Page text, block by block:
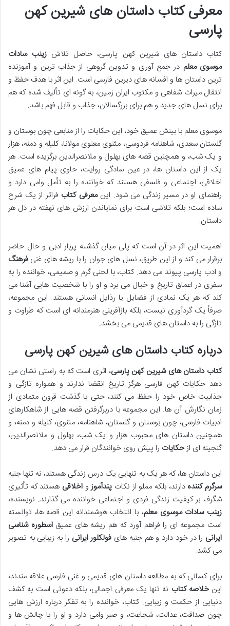
معرفی کتاب داستان های شیرین کهن
پارسی
کتاب داستان های شیرین کهن پارسی، حاصل تلاش زینب سادات
موسوی معلم در جمع آوری و تدوین گروهی از جذاب ترین و آموزنده
ترین داستان ها و افسانه های دیرین فارسی است. این اثر با هدف حفظ و
انتقال میراث شفاهی و مکتوب ایران زمین، به گونه ای تألیف شده که هم
برای نسل های جدید و هم برای بزرگسالان، جذاب و قابل فهم باشد.
موسوی معلم با بینش عمیق خود، این حکایات را از منابعی چون بوستان و
گلستان سعدی، شاهنامه فردوسی، مثنوی معنوی مولانا، کلیله و دمنه، هزار
و یک شب، و همچنین قصه های بهلول و ملانصرالدین برگزیده است. هر
یک از این داستان ها، در عین سادگی روایت، حاوی پیام های عمیق
اخلاقی، اجتماعی و فلسفی هستند که خواننده را به تأمل وامی دارد و
راهنمای او در مسیر زندگی می شود. اینمعرفی کتاب فراتر از یک شرح
ساده است؛ بلکه تلاشی است برای نمایاندن ارزش های نهفته در دل هر
داستان.
اهمیت این اثر در آن است که پلی میان گذشته پربار ادبی و حال حاضر
برقرار می کند و از این طریق، نسل های جوان را با ریشه های غنی فرهنگ
و ادب پارسی پیوند می دهد. کتاب، با لحنی گرم و صمیمی، خواننده را به
سفری در اعماق تاریخ و خیال می برد و او را با شخصیت هایی آشنا می
کند که هر یک نمادی از فضایل یا رذایل انسانی هستند. این مجموعه،
صرفاً یک گردآوری نیست، بلکه بازآفرینی هنرمندانه ای است که طراوت و
تازگی را به داستان های قدیمی می بخشد.
درباره کتاب داستان های شیرین کهن پارسی
کتاب داستان های شیرین کهن پارسی، اثری است که به راستی نشان می
دهد حکایات کهن فارسی هرگز تاریخ انقضا ندارند و همواره تازگی و
جذابیت خاص خود را حفظ می کنند، حتی با گذشت قرون متمادی از
زمان نگارش آن ها. این مجموعه با دربرگرفتن قصه هایی از شاهکارهای
ادبیات فارسی، چون بوستان و گلستان، شاهنامه، مثنوی، کلیله و دمنه، و
همچنین داستان های محبوب هزار و یک شب، بهلول و ملانصرالدین،
گنجینه ای ازحکایات را پیش روی خوانندگان قرار می دهد.
این داستان ها، که هر یک به تنهایی یک درس زندگی هستند، نه تنها جنبه
سرگرم کننده دارند، بلکه مملو از نکات پندآموزو اخلاقی هستند که تأثیری
شگرف بر کیفیت زندگی فردی و اجتماعی خواننده می گذارند. نویسنده،
زینب سادات موسوی معلم، با انتخاب هوشمندانه این قصه ها، توانسته
است مجموعه ای را فراهم آورد که هم ریشه های عمیقاسطوره شناسی
ایرانی را در خود دارد و هم جنبه های فولکلور ایرانی را به زیبایی به تصویر
می کشد.
برای کسانی که به مطالعه داستان های قدیمی و غنی فارسی علاقه مندند،
اینخلاصه کتاب نه تنها یک معرفی اجمالی، بلکه دعوتی است به کشف
دنیایی از حکمت و زیبایی. کتاب، خواننده را به تفکر درباره ارزش هایی
چون صداقت، عدالت، شجاعت، و صبر وامی دارد و او را با چالش ها و